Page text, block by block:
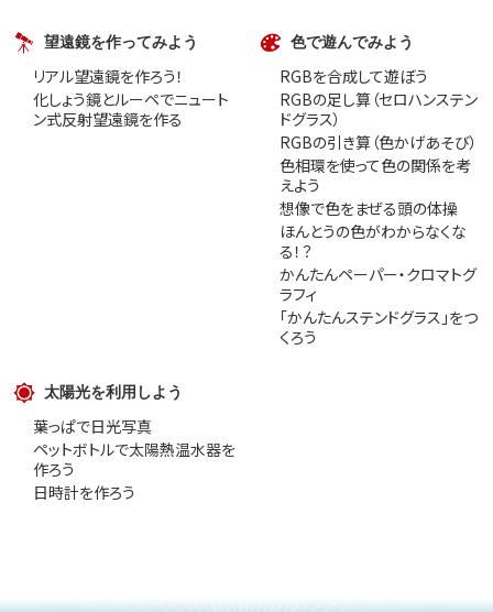
望遠鏡を作ってみよう
リアル望遠鏡を作ろう！
化しょう鏡とルーペでニュート
ン式反射望遠鏡を作る
色で遊んでみよう
RGBを合成して遊ぼう
RGBの足し算（セロハンステン
ドグラス）
RGBの引き算（色かげあそび）
色相環を使って色の関係を考
えよう
想像で色をまぜる頭の体操
ほんとうの色がわからなくな
る！？
かんたんペーパー・クロマトグ
ラフィ
「かんたんステンドグラス」をつ
くろう
太陽光を利用しよう
葉っぱで日光写真
ペットボトルで太陽熱温水器を
作ろう
日時計を作ろう